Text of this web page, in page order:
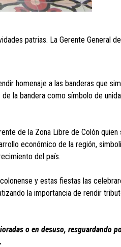
patrias. La Gerente General
homenaje a las banderas que
la bandera como símbolo de
de la Zona Libre de Colón quien
económico de la región,
del país.
y estas fiestas las
la importancia de rendir
o en desuso, resguardando